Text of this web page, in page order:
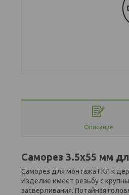
Описание
Саморез 3.5х55 мм
Саморез для монтажа ГКЛ к
Изделие имеет резьбу с
засверливания. Потайная